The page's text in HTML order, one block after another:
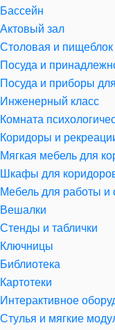
Бассейн
Актовый зал
Столовая и пищеблок
Посуда и
Посуда и приборы
Инженерный класс
Комната
Коридоры и
Мягкая мебель для
Шкафы для
Мебель для работы и
Вешалки
Стенды и таблички
Ключницы
Библиотека
Картотеки
Интерактивное
Стулья и мягкие